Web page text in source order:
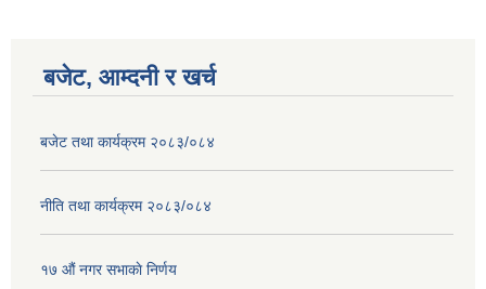
बजेट, आम्दनी र खर्च
बजेट तथा कार्यक्रम २०८३/०८४
नीति तथा कार्यक्रम २०८३/०८४
१७ ‌‍औं नगर सभाकाे निर्णय